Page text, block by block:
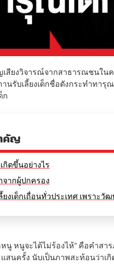
เสียงวิจารณ์จากสาธารณชนใน
านรับเลี้ยงเด็กชื่อดังกระทำทา
ก
คัญ
กิดขึ้นอย่างไร
จากผู้ปกครอง
ยงเด็กเถื่อนทั่วประเทศ เพราะ
นู หนูจะได้ไม่ร้องไห้” คือคำสา
สนครั้ง นับเป็นภาพสะท้อนว่าเ